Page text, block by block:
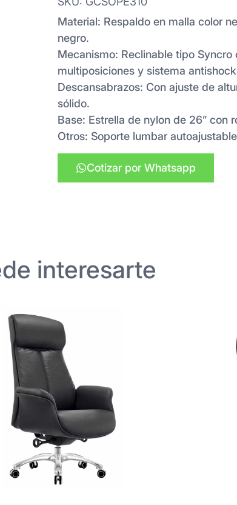
Material: Respaldo en malla color
negro.
Mecanismo: Reclinable tipo Syncro
multiposiciones y sistema
Descansabrazos: Con ajuste de
sólido.
Base: Estrella de nylon de 26” con
Otros: Soporte lumbar
Cotizar por Whatsapp
interesarte